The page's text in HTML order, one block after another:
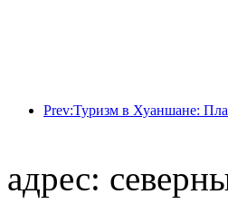
адрес: